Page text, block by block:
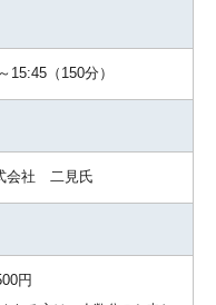
15:45（150分）
会社 二見氏
円